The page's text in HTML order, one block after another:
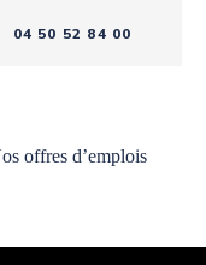
04 50 52 84 00
offres d’emplois